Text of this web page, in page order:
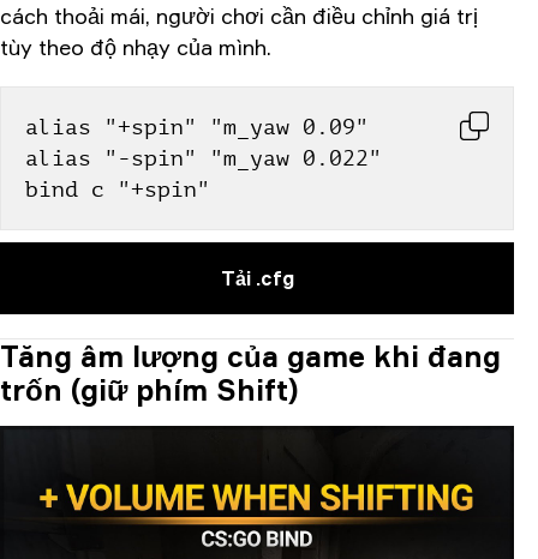
cách thoải mái, người chơi cần điều chỉnh giá trị
tùy theo độ nhạy của mình.
alias "+spin" "m_yaw 0.09"
alias "-spin" "m_yaw 0.022"
bind c "+spin"
Tải .cfg
Tăng âm lượng của game khi đang
trốn (giữ phím Shift)